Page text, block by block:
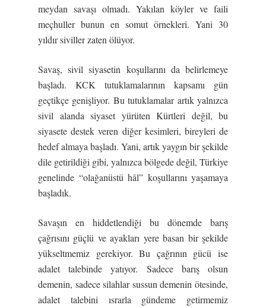
meydan savaşı olmadı. Yakılan köyler ve faili
meçhuller bunun en somut örnekleri. Yani 30
yıldır siviller zaten ölüyor.
Savaş, sivil siyasetin koşullarını da belirlemeye
başladı. KCK tutuklamalarının kapsamı gün
geçtikçe genişliyor. Bu tutuklamalar artık yalnızca
sivil alanda siyaset yürüten Kürtleri değil, bu
siyasete destek veren diğer kesimleri, bireyleri de
hedef almaya başladı. Yani, artık yaygın bir şekilde
dile getirildiği gibi, yalnızca bölgede değil, Türkiye
genelinde “olağanüstü hâl” koşullarını yaşamaya
başladık.
Savaşın en hiddetlendiği bu dönemde barış
çağrısını güçlü ve ayakları yere basan bir şekilde
yükseltmemiz gerekiyor. Bu çağrının gücü ise
adalet talebinde yatıyor. Sadece barış olsun
demenin, sadece silahlar sussun demenin ötesinde,
adalet talebini ısrarla gündeme getirmemiz